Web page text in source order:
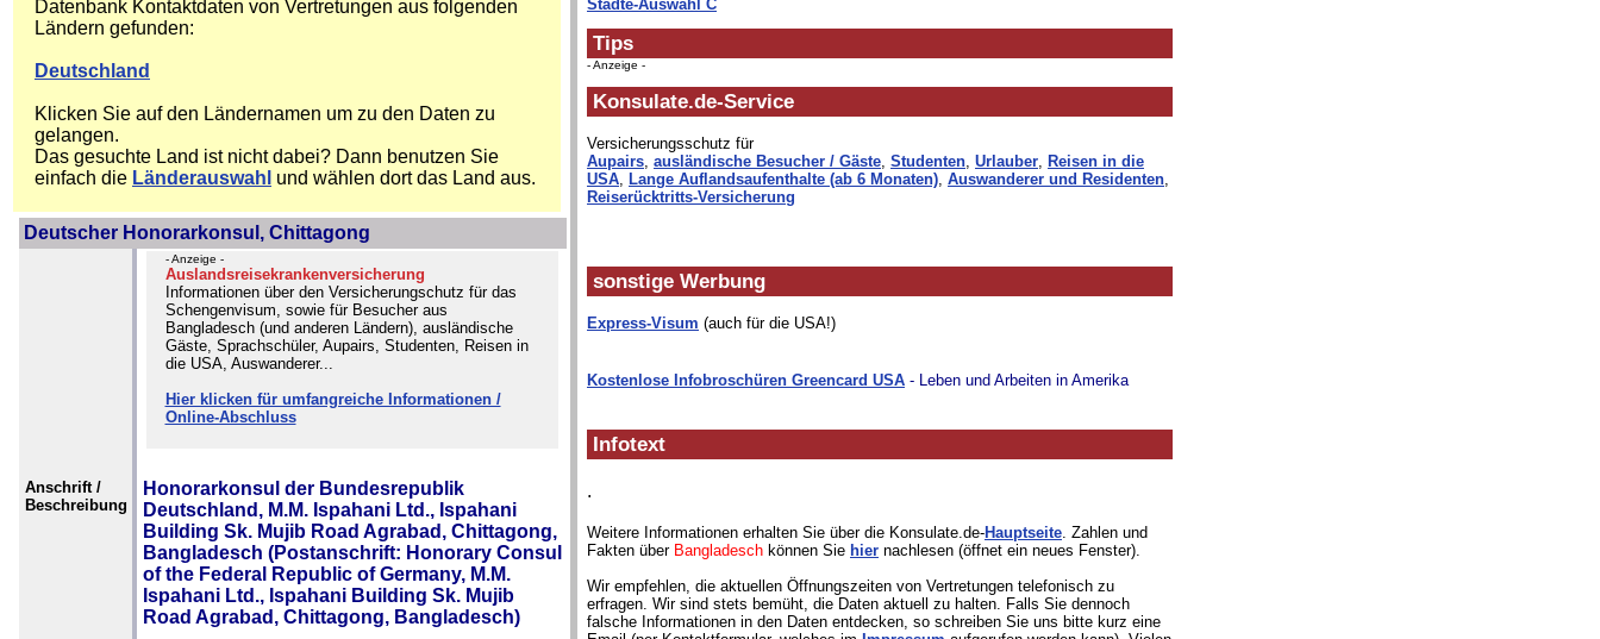
Datenbank Kontaktdaten von Vertretungen aus folgenden
Ländern gefunden:
Deutschland
Klicken Sie auf den Ländernamen um zu den Daten zu
gelangen.
Das gesuchte Land ist nicht dabei? Dann benutzen Sie
einfach die Länderauswahl und wählen dort das Land aus.
Deutscher Honorarkonsul, Chittagong
- Anzeige -
Auslandsreisekrankenversicherung
Informationen über den Versicherungschutz für das
Schengenvisum, sowie für Besucher aus
Bangladesch (und anderen Ländern), ausländische
Gäste, Sprachschüler, Aupairs, Studenten, Reisen in
die USA, Auswanderer...
Hier klicken für umfangreiche Informationen /
Online-Abschluss
Anschrift /
Beschreibung
Honorarkonsul der Bundesrepublik
Deutschland, M.M. Ispahani Ltd., Ispahani
Building Sk. Mujib Road Agrabad, Chittagong,
Bangladesch (Postanschrift: Honorary Consul
of the Federal Republic of Germany, M.M.
Ispahani Ltd., Ispahani Building Sk. Mujib
Road Agrabad, Chittagong, Bangladesch)
Städte-Auswahl C
Tips
- Anzeige -
Konsulate.de-Service
Versicherungsschutz für
Aupairs, ausländische Besucher / Gäste, Studenten, Urlauber, Reisen in die
USA, Lange Auflandsaufenthalte (ab 6 Monaten), Auswanderer und Residenten,
Reiserücktritts-Versicherung
sonstige Werbung
Express-Visum (auch für die USA!)
Kostenlose Infobroschüren Greencard USA - Leben und Arbeiten in Amerika
Infotext
.
Weitere Informationen erhalten Sie über die Konsulate.de-Hauptseite. Zahlen und
Fakten über Bangladesch können Sie hier nachlesen (öffnet ein neues Fenster).
Wir empfehlen, die aktuellen Öffnungszeiten von Vertretungen telefonisch zu
erfragen. Wir sind stets bemüht, die Daten aktuell zu halten. Falls Sie dennoch
falsche Informationen in den Daten entdecken, so schreiben Sie uns bitte kurz eine